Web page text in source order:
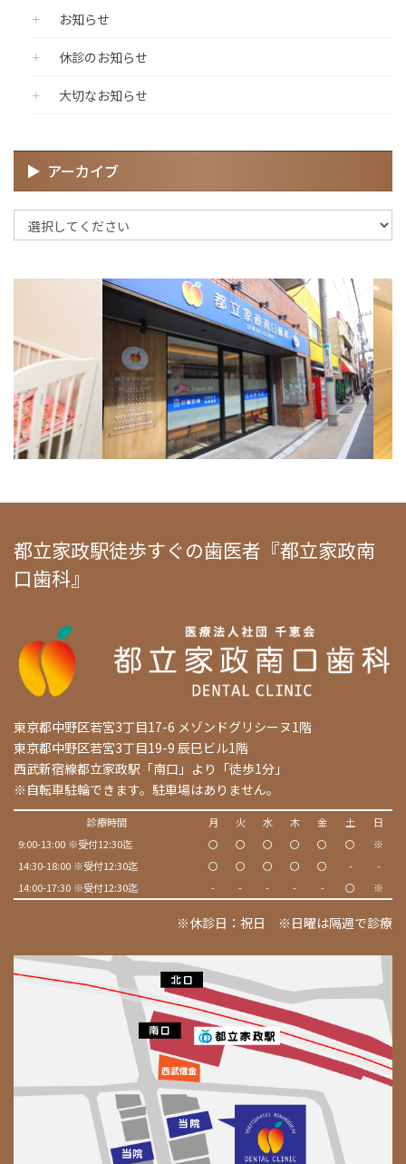
お知らせ
休診のお知らせ
大切なお知らせ
アーカイブ
都立家政駅徒歩すぐの歯医者『都立家政南
口歯科』
東京都中野区若宮3丁目17-6 メゾンドグリシーヌ1階
東京都中野区若宮3丁目19-9 辰巳ビル1階
西武新宿線都立家政駅「南口」より「徒歩1分」
※自転車駐輪できます。駐車場はありません。
診療時間 月 火 水 木 金 土
日
9:00-13:00 ※受付12:30迄
〇 〇 〇 〇 〇 〇
※
14:30-18:00 ※受付12:30迄
〇 〇 〇 〇 〇 -
-
14:00-17:30 ※受付12:30迄
- - - - - 〇 ※
※休診日：祝日 ※日曜は隔週で診療